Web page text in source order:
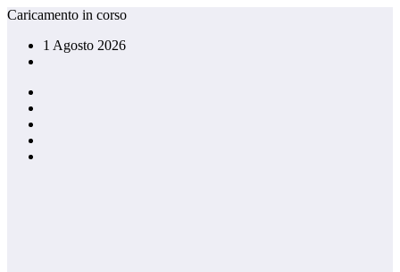
Vai
contenuto
Caricamento in corso
1 Agosto 2026